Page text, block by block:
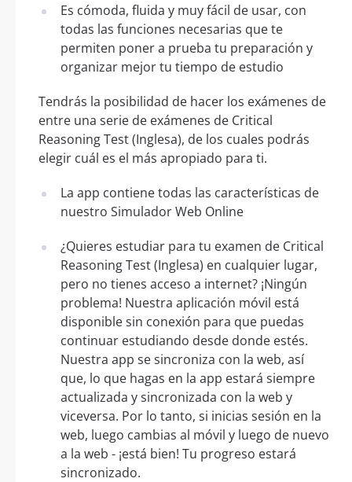
Es cómoda, fluida y muy fácil de usar, con
todas las funciones necesarias que te
permiten poner a prueba tu preparación y
organizar mejor tu tiempo de estudio
Tendrás la posibilidad de hacer los exámenes de
entre una serie de exámenes de Critical
Reasoning Test (Inglesa), de los cuales podrás
elegir cuál es el más apropiado para ti.
La app contiene todas las características de
nuestro Simulador Web Online
¿Quieres estudiar para tu examen de Critical
Reasoning Test (Inglesa) en cualquier lugar,
pero no tienes acceso a internet? ¡Ningún
problema! Nuestra aplicación móvil está
disponible sin conexión para que puedas
continuar estudiando desde donde estés.
Nuestra app se sincroniza con la web, así
que, lo que hagas en la app estará siempre
actualizada y sincronizada con la web y
viceversa. Por lo tanto, si inicias sesión en la
web, luego cambias al móvil y luego de nuevo
a la web - ¡está bien! Tu progreso estará
sincronizado.